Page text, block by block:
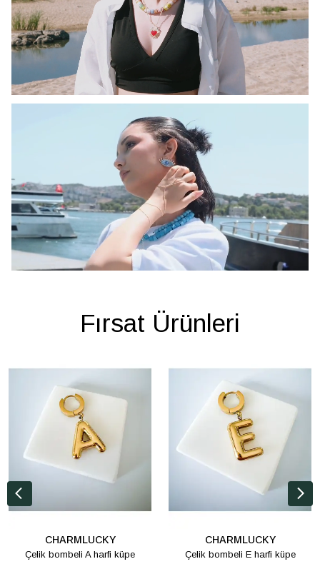
Fırsat Ürünleri
CHARMLUCKY
Çelik bombeli A harfi küpe
CHARMLUCKY
Çelik bombeli E harfi küpe